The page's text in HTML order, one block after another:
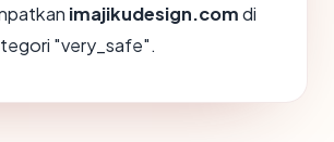
imajikudesign.comdi
"very_safe".